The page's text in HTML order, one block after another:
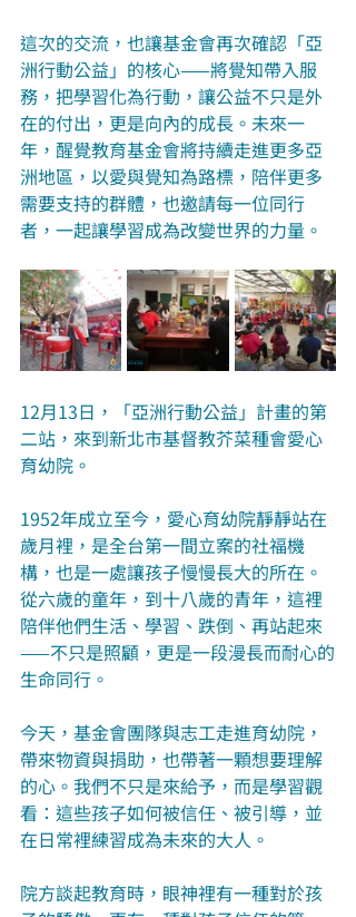
這次的交流，也讓基金會再次確認「亞
洲行動公益」的核心——將覺知帶入服
務，把學習化為行動，讓公益不只是外
在的付出，更是向內的成長。未來一
年，醒覺教育基金會將持續走進更多亞
洲地區，以愛與覺知為路標，陪伴更多
需要支持的群體，也邀請每一位同行
者，一起讓學習成為改變世界的力量。
12月13日，「亞洲行動公益」計畫的第
二站，來到新北市基督教芥菜種會愛心
育幼院。
1952年成立至今，愛心育幼院靜靜站在
歲月裡，是全台第一間立案的社福機
構，也是一處讓孩子慢慢長大的所在。
從六歲的童年，到十八歲的青年，這裡
陪伴他們生活、學習、跌倒、再站起來
——不只是照顧，更是一段漫長而耐心的
生命同行。
今天，基金會團隊與志工走進育幼院，
帶來物資與捐助，也帶著一顆想要理解
的心。我們不只是來給予，而是學習觀
看：這些孩子如何被信任、被引導，並
在日常裡練習成為未來的大人。
院方談起教育時，眼神裡有一種對於孩